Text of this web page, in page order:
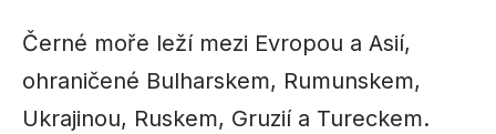
Černé moře leží mezi Evropou a Asií,
ohraničené Bulharskem, Rumunskem,
Ukrajinou, Ruskem, Gruzií a Tureckem.